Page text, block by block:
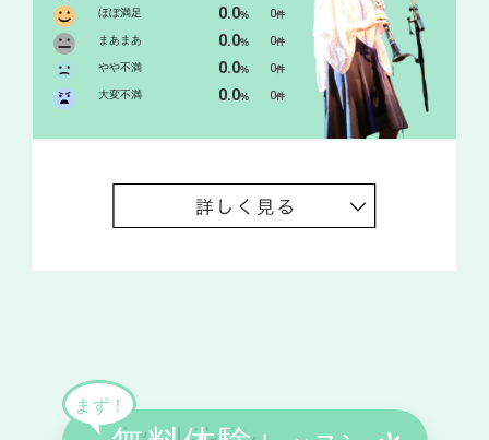
ほぼ満足 0.0% 0件
まあまあ 0.0% 0件
やや不満 0.0% 0件
大変不満 0.0% 0件